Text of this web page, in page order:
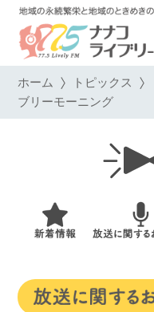
ホーム トピックス
ブリーモーニング